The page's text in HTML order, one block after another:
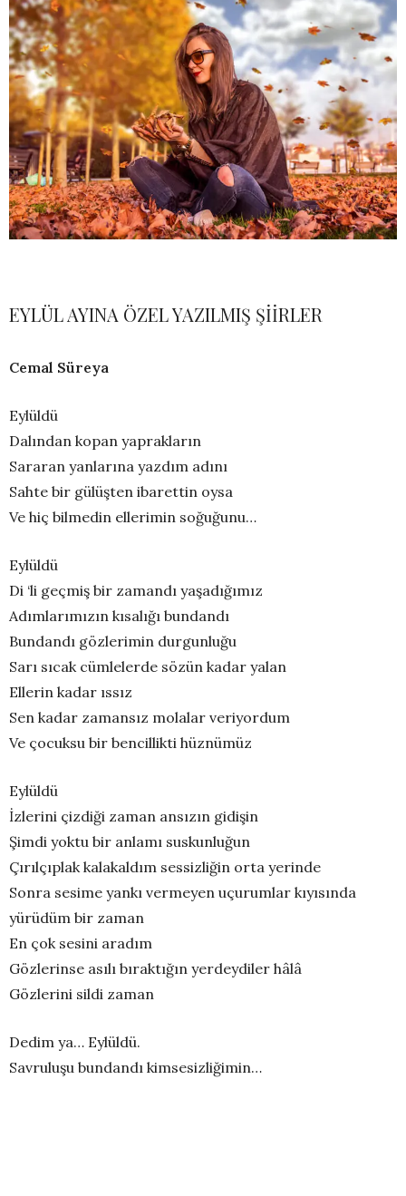
EYLÜL AYINA ÖZEL YAZILMIŞ ŞİİRLER
Cemal Süreya
Eylüldü
Dalından kopan yaprakların
Sararan yanlarına yazdım adını
Sahte bir gülüşten ibarettin oysa
Ve hiç bilmedin ellerimin soğuğunu…
Eylüldü
Di ‘li geçmiş bir zamandı yaşadığımız
Adımlarımızın kısalığı bundandı
Bundandı gözlerimin durgunluğu
Sarı sıcak cümlelerde sözün kadar yalan
Ellerin kadar ıssız
Sen kadar zamansız molalar veriyordum
Ve çocuksu bir bencillikti hüznümüz
Eylüldü
İzlerini çizdiği zaman ansızın gidişin
Şimdi yoktu bir anlamı suskunluğun
Çırılçıplak kalakaldım sessizliğin orta yerinde
Sonra sesime yankı vermeyen uçurumlar kıyısında
yürüdüm bir zaman
En çok sesini aradım
Gözlerinse asılı bıraktığın yerdeydiler hâlâ
Gözlerini sildi zaman
Dedim ya… Eylüldü.
Savruluşu bundandı kimsesizliğimin…